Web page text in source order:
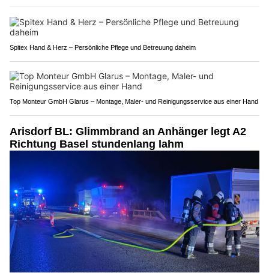
Spitex Hand & Herz – Persönliche Pflege und Betreuung daheim
Top Monteur GmbH Glarus – Montage, Maler- und Reinigungsservice aus einer Hand
Arisdorf BL: Glimmbrand an Anhänger legt A2
Richtung Basel stundenlang lahm